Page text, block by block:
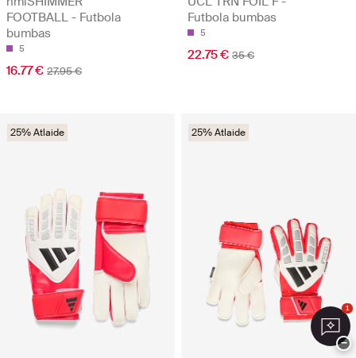
FOOTBALL - Futbola
bumbas
5
16.77 € 27.95 €
Futbola bumbas
5
22.75 € 35 €
25% Atlaide 25% Atlaide
1
−